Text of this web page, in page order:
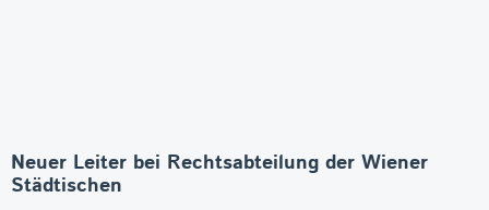
Neuer Leiter bei Rechtsabteilung der Wiener
Städtischen